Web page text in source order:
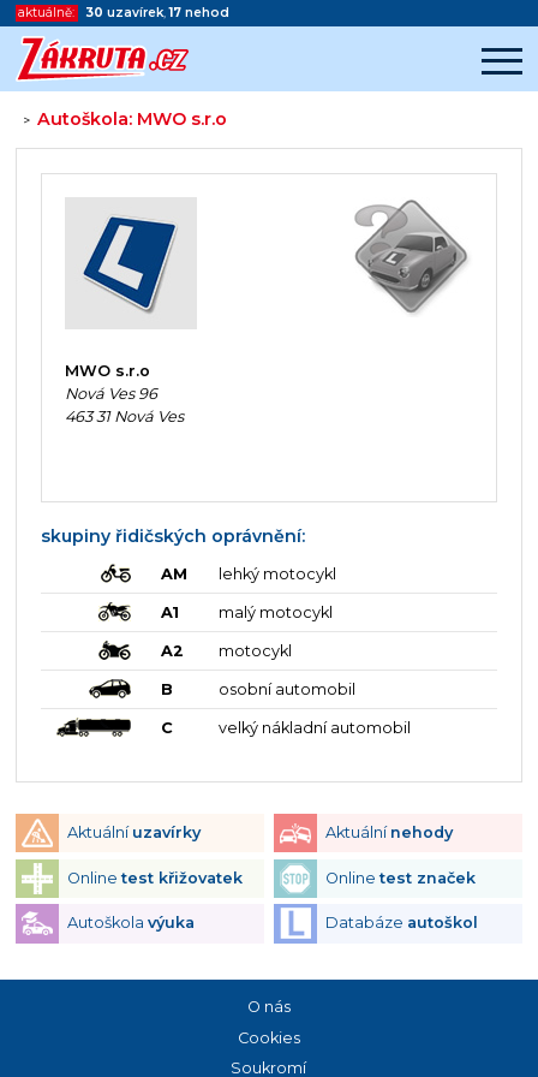
aktuálně: 30 uzavírek,17 nehod
>Autoškola: MWO s.r.o
Začátek reklamy
Konec reklamy
MWO s.r.o
Nová Ves 96
463 31 Nová Ves
skupiny řidičských oprávnění:
AM lehký motocykl
A1 malý motocykl
A2 motocykl
B osobní automobil
C velký nákladní automobil
Aktuální uzavírky Aktuální nehody
Onlinetest křižovatek Onlinetest značek
Autoškola výuka Databáze autoškol
O nás
Cookies
Soukromí